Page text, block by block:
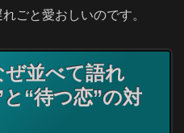
ごと愛おしいのです。
並べて語れ
“待つ恋”の対